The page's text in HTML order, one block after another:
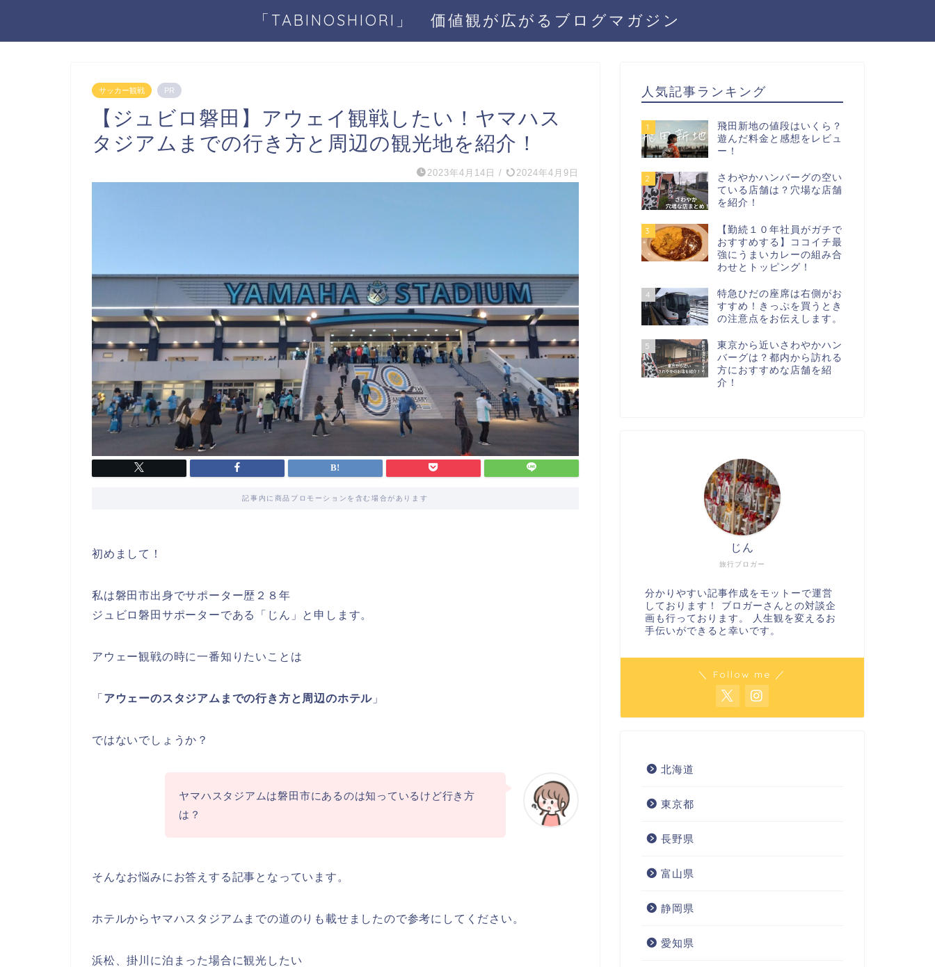
「TABINOSHIORI」 価値観が広がるブログマガジン
サッカー観戦 PR
【ジュビロ磐田】アウェイ観戦したい！ヤマハス
タジアムまでの行き方と周辺の観光地を紹介！
2023年4月14日 / 2024年4月9日
記事内に商品プロモーションを含む場合があります
初めまして！
私は磐田市出身でサポーター歴２８年
ジュビロ磐田サポーターである「じん」と申します。
アウェー観戦の時に一番知りたいことは
「 アウェーのスタジアムまでの行き方と周辺のホテル 」
ではないでしょうか？
ヤマハスタジアムは磐田市にあるのは知っているけど行き方
は？
そんなお悩みにお答えする記事となっています。
ホテルからヤマハスタジアムまでの道のりも載せましたので参考にしてください。
浜松、掛川に泊まった場合に観光したい
人気記事ランキング
1
飛田新地の値段はいくら？
遊んだ料金と感想をレビュ
ー！
2
さわやかハンバーグの空い
ている店舗は？穴場な店舗
を紹介！
3
【勤続１０年社員がガチで
おすすめする】ココイチ最
強にうまいカレーの組み合
わせとトッピング！
4
特急ひだの座席は右側がお
すすめ！きっぷを買うとき
の注意点をお伝えします。
5
東京から近いさわやかハン
バーグは？都内から訪れる
方におすすめな店舗を紹
介！
旅行ブロガー
じん
分かりやすい記事作成をモットーで運営
しております！ ブロガーさんとの対談企
画も行っております。 人生観を変えるお
手伝いができると幸いです。
＼ Follow me ／
北海道
東京都
長野県
富山県
静岡県
愛知県